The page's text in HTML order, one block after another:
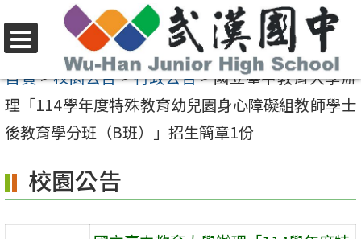
至
要
內
區
選
單
首頁>校園公告>行政公告>國立臺中教育大學辦
理「114學年度特殊教育幼兒園身心障礙組教師學士
後教育學分班（B班）」招生簡章1份
校園公告